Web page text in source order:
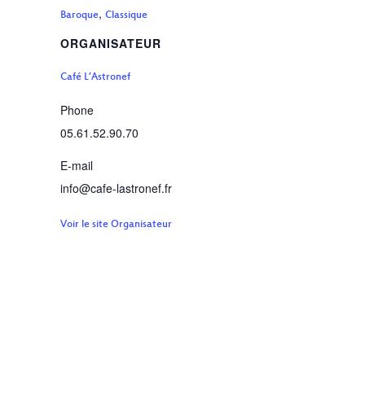
Baroque, Classique
ORGANISATEUR
Café L’Astronef
Phone
05.61.52.90.70
E-mail
info@cafe-lastronef.fr
Voir le site Organisateur